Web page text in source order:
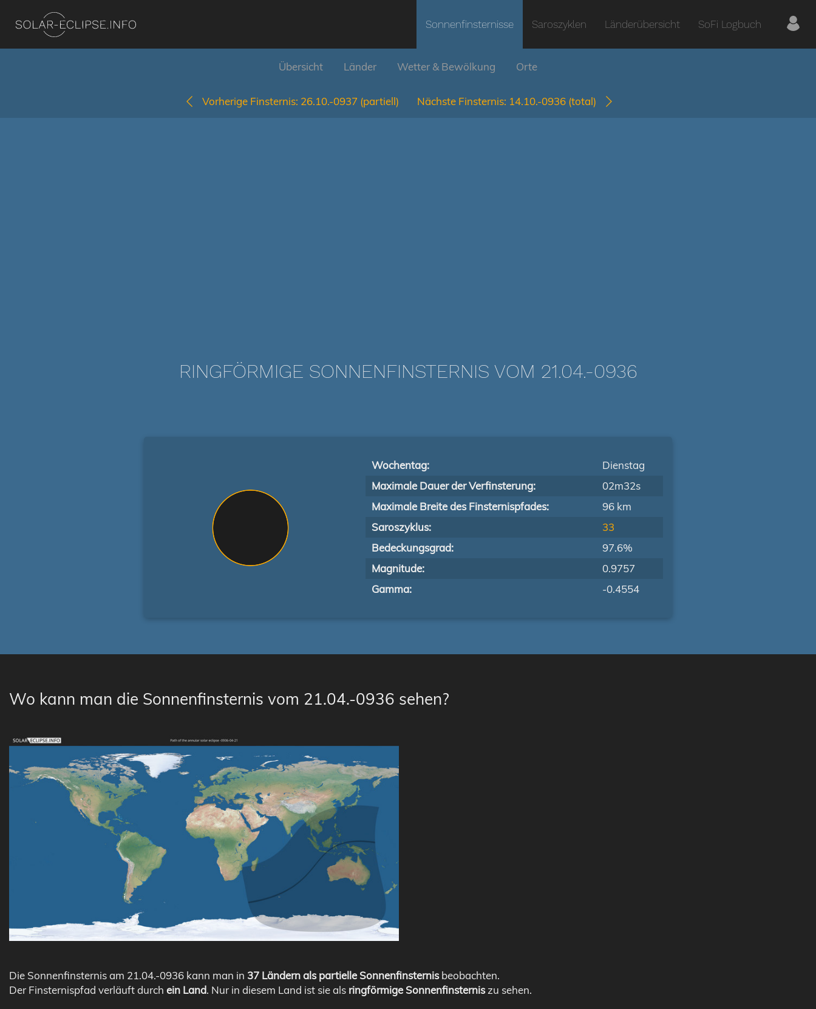
Sonnenfinsternisse Saroszyklen Länderübersicht SoFi Logbuch
Übersicht Länder Wetter & Bewölkung Orte
Vorherige Finsternis: 26.10.-0937 (partiell) Nächste Finsternis: 14.10.-0936 (total)
RINGFÖRMIGE SONNENFINSTERNIS VOM 21.04.-0936
Wochentag:
Dienstag
Maximale Dauer der Verfinsterung:
02m32s
Maximale Breite des Finsternispfades:
96 km
Saroszyklus:
33
Bedeckungsgrad:
97.6%
Magnitude:
0.9757
Gamma:
-0.4554
Wo kann man die Sonnenfinsternis vom 21.04.-0936 sehen?
Die Sonnenfinsternis am 21.04.-0936 kann man in 37 Ländern als partielle Sonnenfinsternisbeobachten.
Der Finsternispfad verläuft durch ein Land. Nur in diesem Land ist sie als ringförmige Sonnenfinsterniszu sehen.